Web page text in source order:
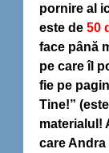
pornire al
este de 50
face până
pe care îl
fie pe
Tine!”
materialul!
care Andra